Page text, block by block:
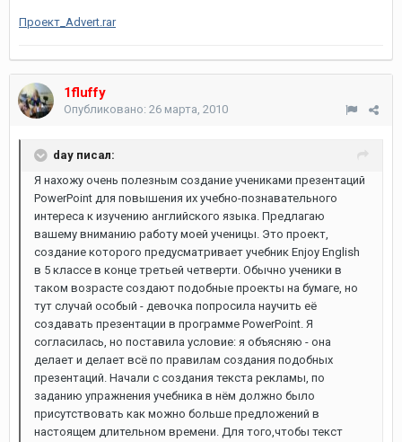
Проект_Advert.rar
1fluffy
Опубликовано: 26 марта, 2010
day писал:
Я нахожу очень полезным создание учениками презентаций
PowerPoint для повышения их учебно-познавательного
интереса к изучению английского языка. Предлагаю
вашему вниманию работу моей ученицы. Это проект,
создание которого предусматривает учебник Enjoy English
в 5 классе в конце третьей четверти. Обычно ученики в
таком возрасте создают подобные проекты на бумаге, но
тут случай особый - девочка попросила научить её
создавать презентации в программе PowerPoint. Я
согласилась, но поставила условие: я объясняю - она
делает и делает всё по правилам создания подобных
презентаций. Начали с создания текста рекламы, по
заданию упражнения учебника в нём должно было
присутствовать как можно больше предложений в
настоящем длительном времени. Для того,чтобы текст